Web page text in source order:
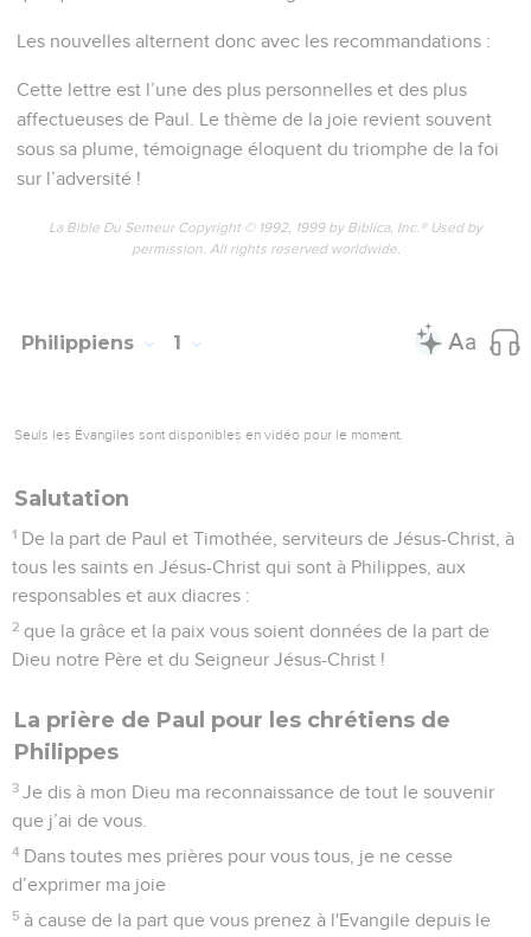
Les nouvelles alternent donc avec les recommandations :
Cette lettre est l’une des plus personnelles et des plus
affectueuses de Paul. Le thème de la joie revient souvent
sous sa plume, témoignage éloquent du triomphe de la foi
sur l’adversité !
La Bible Du Semeur Copyright © 1992, 1999 by Biblica, Inc.® Used by
permission. All rights reserved worldwide.
Philippiens 1
Seuls les Évangiles sont disponibles en vidéo pour le moment.
Salutation
1 De la part de Paul et Timothée, serviteurs de Jésus-Christ, à
tous les saints en Jésus-Christ qui sont à Philippes, aux
responsables et aux diacres :
2 que la grâce et la paix vous soient données de la part de
Dieu notre Père et du Seigneur Jésus-Christ !
La prière de Paul pour les chrétiens de
Philippes
3 Je dis à mon Dieu ma reconnaissance de tout le souvenir
que j’ai de vous.
4 Dans toutes mes prières pour vous tous, je ne cesse
d’exprimer ma joie
5 à cause de la part que vous prenez à l'Evangile depuis le